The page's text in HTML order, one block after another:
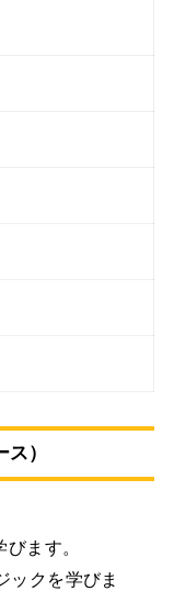
）
ます。
ックを学びま